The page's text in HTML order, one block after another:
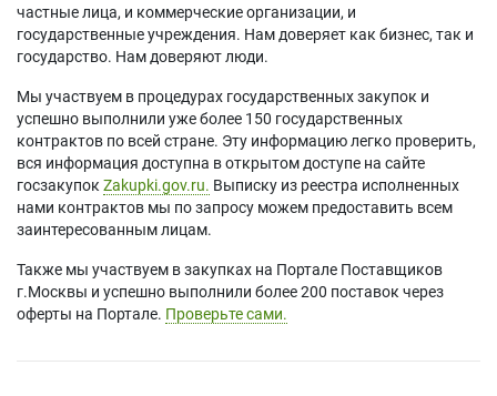
частные лица, и коммерческие организации, и
государственные учреждения. Нам доверяет как бизнес, так и
государство. Нам доверяют люди.
Мы участвуем в процедурах государственных закупок и
успешно выполнили уже более 150 государственных
контрактов по всей стране. Эту информацию легко проверить,
вся информация доступна в открытом доступе на сайте
госзакупок Zakupki.gov.ru. Выписку из реестра исполненных
нами контрактов мы по запросу можем предоставить всем
заинтересованным лицам.
Также мы участвуем в закупках на Портале Поставщиков
г.Москвы и успешно выполнили более 200 поставок через
оферты на Портале. Проверьте сами.